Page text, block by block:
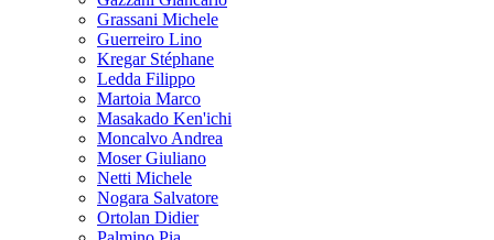
Grassani Michele
Guerreiro Lino
Kregar Stéphane
Ledda Filippo
Martoia Marco
Masakado Ken'ichi
Moncalvo Andrea
Moser Giuliano
Netti Michele
Nogara Salvatore
Ortolan Didier